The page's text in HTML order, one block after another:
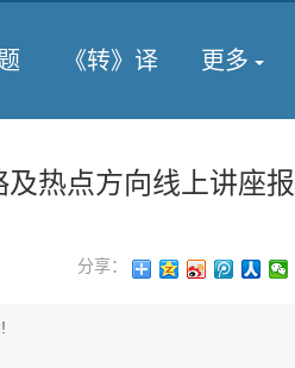
《转》译 更多
及热点方向线上讲座报
分享：